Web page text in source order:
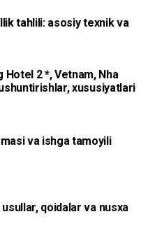
tahlili: asosiy texnik va
Hotel 2 *, Vetnam, Nha
xususiyatlari
va ishga tamoyili
qoidalar va nusxa